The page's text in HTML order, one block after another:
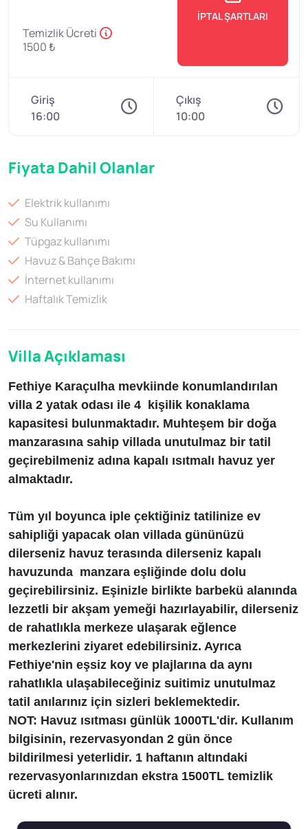
Temizlik Ücreti
1500 ₺
İPTAL ŞARTLARI
Giriş
16:00
Çıkış
10:00
Fiyata Dahil Olanlar
Elektrik kullanımı
Su Kullanımı
Tüpgaz kullanımı
Havuz & Bahçe Bakımı
İnternet kullanımı
Haftalık Temizlik
Villa Açıklaması
Fethiye Karaçulha mevkiinde konumlandırılan
villa 2 yatak odası ile 4 kişilik konaklama
kapasitesi bulunmaktadır. Muhteşem bir doğa
manzarasına sahip villada unutulmaz bir tatil
geçirebilmeniz adına kapalı ısıtmalı havuz yer
almaktadır.
Tüm yıl boyunca iple çektiğiniz tatilinize ev
sahipliği yapacak olan villada gününüzü
dilerseniz havuz terasında dilerseniz kapalı
havuzunda manzara eşliğinde dolu dolu
geçirebilirsiniz. Eşinizle birlikte barbekü alanında
lezzetli bir akşam yemeği hazırlayabilir, dilerseniz
de rahatlıkla merkeze ulaşarak eğlence
merkezlerini ziyaret edebilirsiniz. Ayrıca
Fethiye'nin eşsiz koy ve plajlarına da aynı
rahatlıkla ulaşabileceğiniz suitimiz unutulmaz
tatil anılarınız için sizleri beklemektedir.
NOT: Havuz ısıtması günlük 1000TL'dir. Kullanım
bilgisinin, rezervasyondan 2 gün önce
bildirilmesi yeterlidir. 1 haftanın altındaki
rezervasyonlarınızdan ekstra 1500TL temizlik
ücreti alınır.